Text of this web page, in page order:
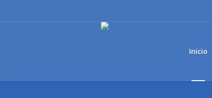
Inicio